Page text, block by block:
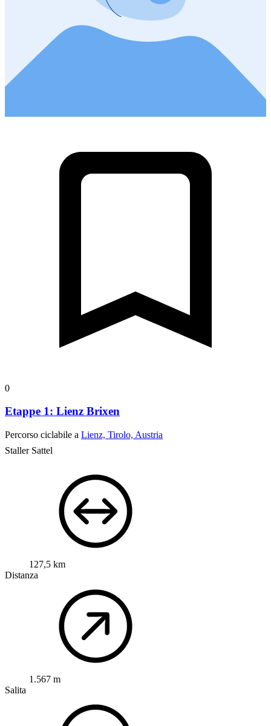
0
Etappe 1: Lienz Brixen
Percorso ciclabile a Lienz, Tirolo, Austria
Staller Sattel
127,5 km
Distanza
1.567 m
Salita